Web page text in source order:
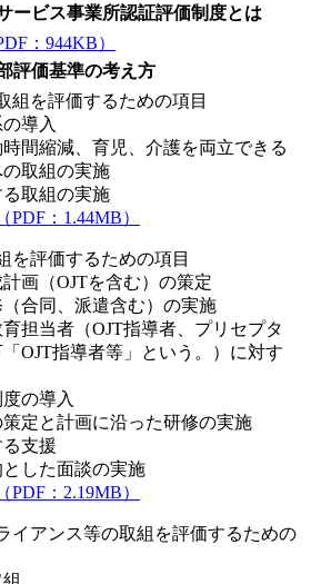
ービス事業所認証評価制度とは
：944KB）
評価基準の考え方
を評価するための項目
導入
間縮減、育児、介護を両立できる
取組の実施
取組の実施
PDF：1.44MB）
評価するための項目
画（OJTを含む）の策定
合同、派遣含む）の実施
担当者（OJT指導者、プリセプタ
OJT指導者等」という。）に対す
の導入
定と計画に沿った研修の実施
支援
した面談の実施
PDF：2.19MB）
アンス等の取組を評価するための